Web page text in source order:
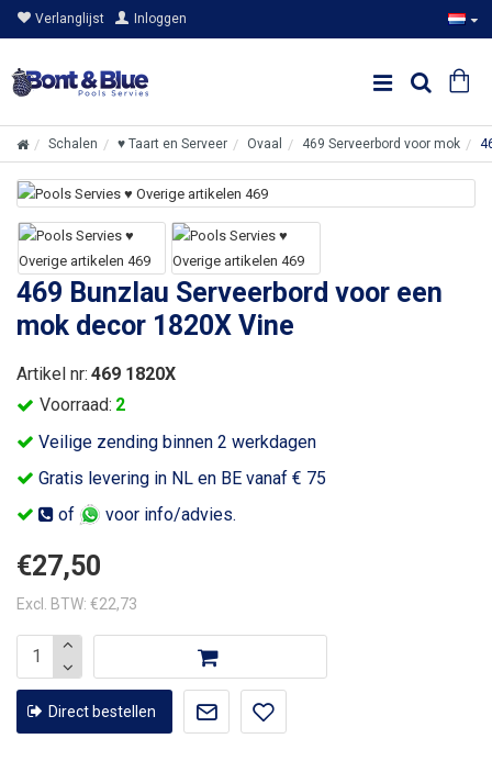
Verlanglijst Inloggen
Schalen ♥ Taart en Serveer Ovaal 469 Serveerbord voor mok
469 Bunzlau Serveerbord voor een
mok decor 1820X Vine
Veilige zending binnen 2 werkdagen
Gratis levering in NL en BE vanaf € 75
of
voor info/advies.
Voorraad: 2
Artikel nr: 469 1820X
€27,50
Excl. BTW: €22,73
Direct bestellen